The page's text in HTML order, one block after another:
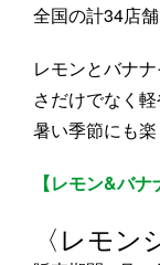
全国の計34店舗
レモンとバナ
さだけでなく
暑い季節にも楽
【レモン&バ
〈レモン